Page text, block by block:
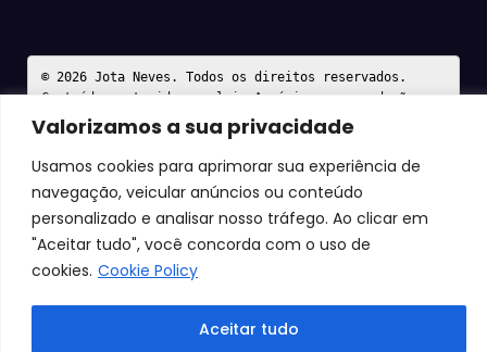
Valorizamos a sua privacidade
Usamos cookies para aprimorar sua experiência de
navegação, veicular anúncios ou conteúdo
personalizado e analisar nosso tráfego. Ao clicar em
"Aceitar tudo", você concorda com o uso de
cookies. Cookie Policy
Aceitar tudo